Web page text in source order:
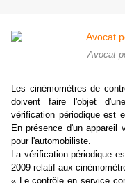
Avocat
Les cinémomètres de
doivent faire l'objet
vérification périodique est
En présence d'un appareil
pour l'automobiliste.
La vérification périodique
2009 relatif aux
« Le contrôle en service